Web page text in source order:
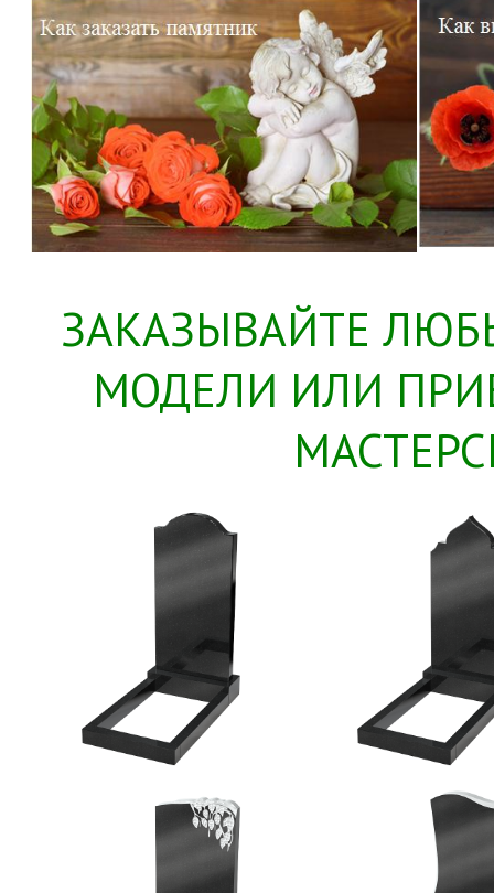
ЗАКАЗЫВАЙТЕ
МОДЕЛИ ИЛИ